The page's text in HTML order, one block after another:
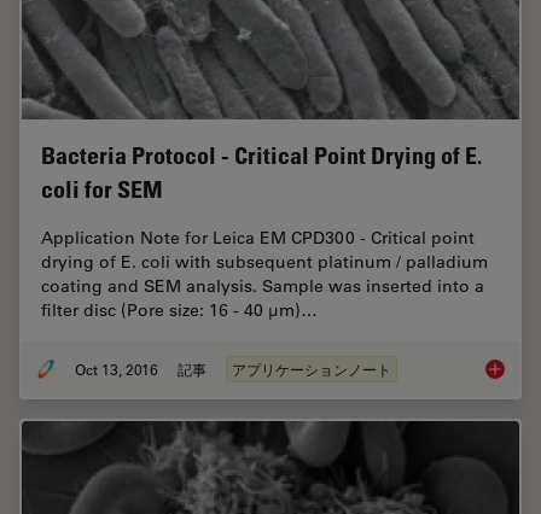
Bacteria Protocol - Critical Point Drying of E.
coli for SEM
Application Note for Leica EM CPD300 - Critical point
drying of E. coli with subsequent platinum / palladium
coating and SEM analysis. Sample was inserted into a
filter disc (Pore size: 16 - 40 μm)…
Oct 13, 2016 記事 アプリケーションノート